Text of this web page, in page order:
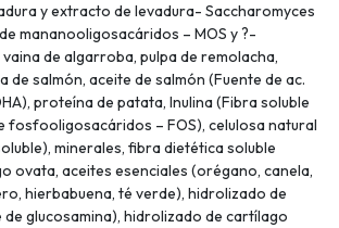
y extracto de levadura- Saccharomyces
mananooligosacáridos – MOS y ?-
de algarroba, pulpa de remolacha,
de salmón, aceite de salmón (Fuente de ac.
proteína de patata, Inulina (Fibra soluble
fosfooligosacáridos – FOS), celulosa natural
minerales, fibra dietética soluble
ovata, aceites esenciales (orégano, canela,
hierbabuena, té verde), hidrolizado de
glucosamina), hidrolizado de cartílago